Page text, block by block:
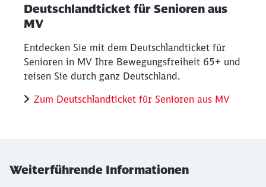
Deutschlandticket für Senioren aus
MV
Entdecken Sie mit dem Deutschlandticket für
Senioren in MV Ihre Bewegungsfreiheit 65+ und
reisen Sie durch ganz Deutschland.
Zum Deutschlandticket für Senioren aus MV
Weiterführende Informationen